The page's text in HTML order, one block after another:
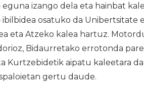
izango dela eta hainbat
osatuko da Unibertsitate
eta Atzeko kalea hartuz.
Bidaurretako errotonda
Kurtzebidetik aipatu kaleetara
gertu daude.